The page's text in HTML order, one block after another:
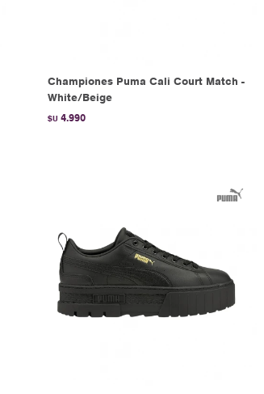
Championes Puma Cali Court Match -
White/Beige
$U 4.990